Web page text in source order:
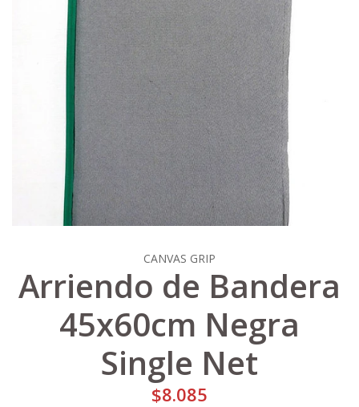
CANVAS GRIP
Arriendo de Bandera
45x60cm Negra
Single Net
$8.085